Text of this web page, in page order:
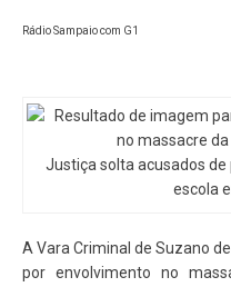
Rádio Sampaio com G1
Justiça solta acusados
escola
A Vara Criminal de Suzano
por envolvimento no